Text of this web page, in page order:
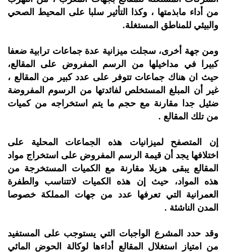
من أداء مابذمتها ، وكذا التأثير سلبا على المحيط الصحي
والبيئي للمناطق المستغلة.
ومن جهة أخرى، سجلت ميزانية عدة جماعات ترابية ضعفا
كبيرا في مداخيلها من الرسم المفروض على المقالع،
حيث ان هناك جماعات تتوفر على عدد كبير من المقالع ،
غير أن المبلغ المستخلص لفائدتها من الرسوم المفروضة
ضئيل جدا مقارنة مع حجم ما يتم استخراجه من كميات
من تلك المقالع .
إن المتصفح لميزانيات هذه الجماعات المحلية على
اختلافها يجد أن قيمة الرسم المفروض على استخراج مواد
المقالع يبقى هزيلا مقارنة مع الكميات المستخرجة من
هذه المواد، حيث إن هذه الكميات لاتتناسب والطفرة
العمرانية التي تعرفها عدد من جهات المملكة خصوصا
المدن الناشئة .
وقد حدد المشرع الواجبات التي يستوجب على المستفيد
من امتياز استغلال المقالع أداءها لوكالة الحوض المائي